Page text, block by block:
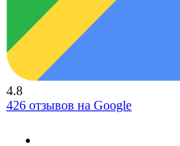
4.8
426 отзывов на Google